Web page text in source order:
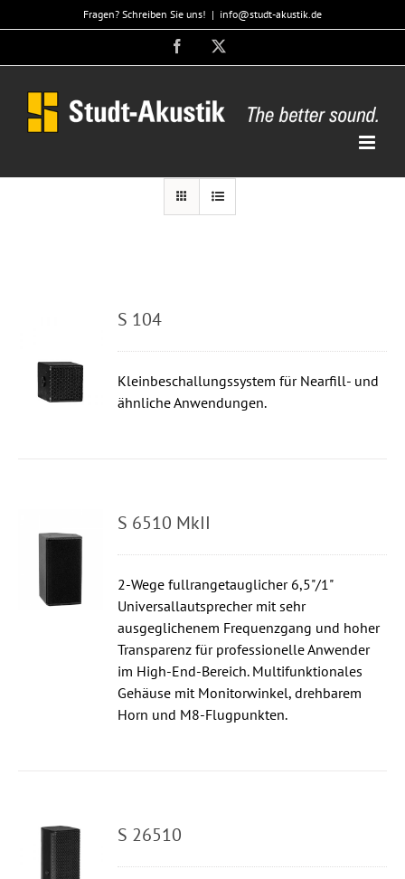
Inhalt
Fragen? Schreiben Sie uns! | info@studt-akustik.de
Facebook
S 104
Kleinbeschallungssystem für Nearfill- und
ähnliche Anwendungen.
S 6510 MkII
2-Wege fullrangetauglicher 6,5"/1"
Universallautsprecher mit sehr
ausgeglichenem Frequenzgang und hoher
Transparenz für professionelle Anwender
im High-End-Bereich. Multifunktionales
Gehäuse mit Monitorwinkel, drehbarem
Horn und M8-Flugpunkten.
S 26510